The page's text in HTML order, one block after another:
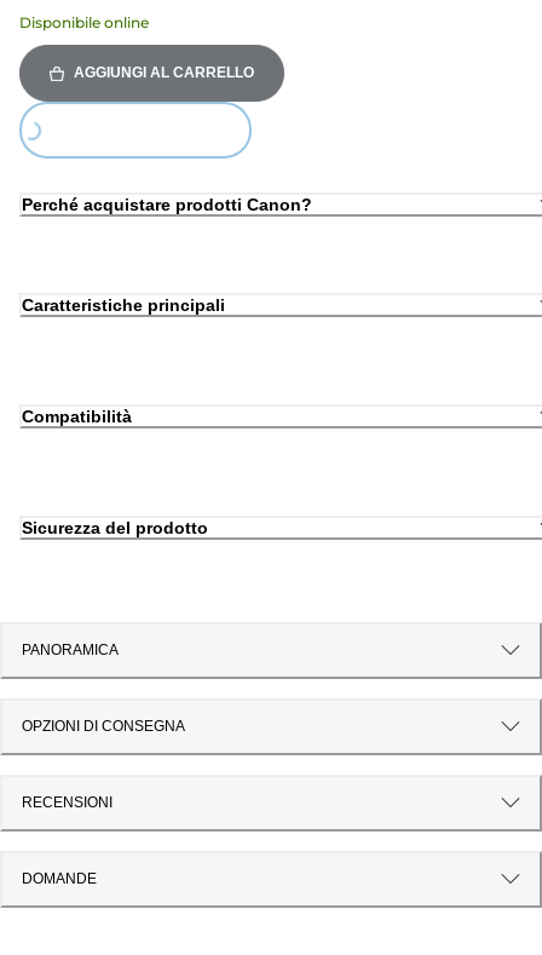
Disponibile online
AGGIUNGI AL CARRELLO
Loading...
Perché acquistare prodotti Canon?
Caratteristiche principali
Compatibilità
Sicurezza del prodotto
PANORAMICA
OPZIONI DI CONSEGNA
RECENSIONI
DOMANDE